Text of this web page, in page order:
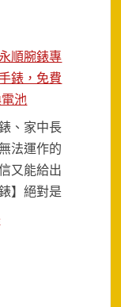
順腕錶專
錶，免費
池
、家中長
法運作的
又能給出
】絕對是